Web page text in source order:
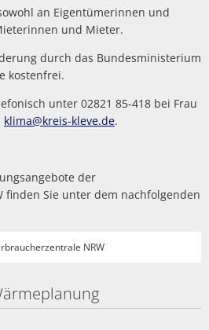
an Eigentümerinnen und
und Mieter.
durch das Bundesministerium
kostenfrei.
unter 02821 85-418 bei Frau
klima@kreis-kleve.de.
der
finden Sie unter dem nachfolgenden
NRW